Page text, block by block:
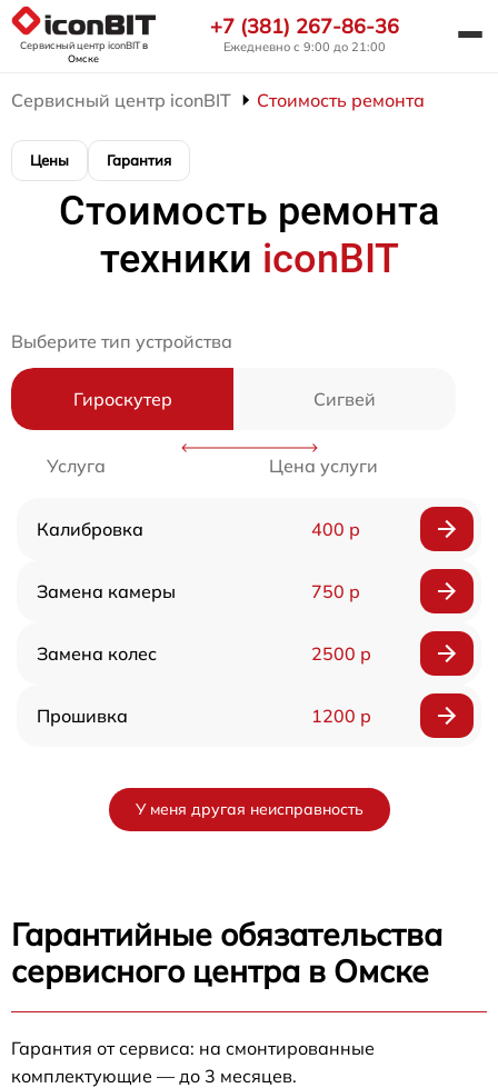
Сервисный центр iconBITв
Омске
+7 (381) 267-86-36
Ежедневно с 9:00 до 21:00
Сервисный центр iconBIT Стоимость ремонта
Цены Гарантия
Стоимость ремонта
техники iconBIT
Выберите тип устройства
Гироскутер Сигвей
Услуга Цена услуги
Калибровка 400 р
Замена камеры 750 р
Замена колес 2500 р
Прошивка 1200 р
У меня другая неисправность
Гарантийные обязательства
сервисного центра в Омске
Гарантия от сервиса: на смонтированные
комплектующие — до 3 месяцев.